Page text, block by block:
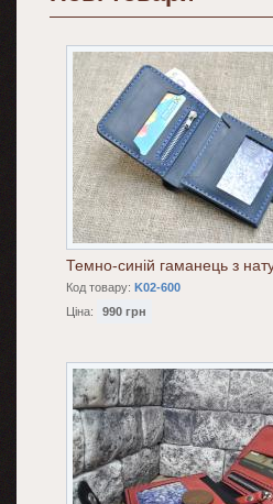
Темно-синій гаманець з
Код товару: K02-600
Ціна:
990 грн